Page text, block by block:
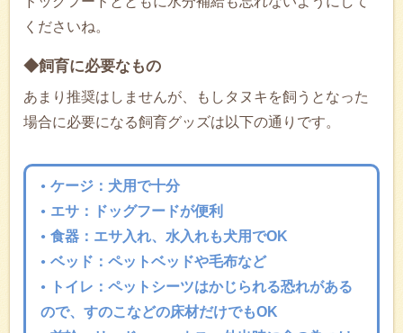
くださいね。
◆飼育に必要なもの
あまり推奨はしませんが、もしタヌキを飼うとなった
場合に必要になる飼育グッズは以下の通りです。
ケージ：犬用で十分
エサ：ドッグフードが便利
食器：エサ入れ、水入れも犬用でOK
ベッド：ペットベッドや毛布など
トイレ：ペットシーツはかじられる恐れがある
ので、すのこなどの床材だけでもOK